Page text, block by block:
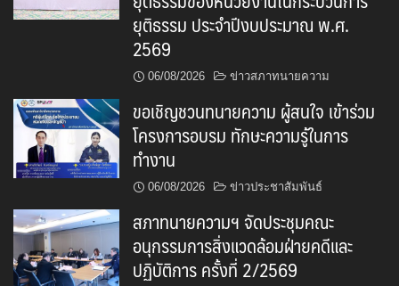
ยุติธรรม ประจำปีงบประมาณ พ.ศ.
2569
06/08/2026 ข่าวสภาทนายความ
ขอเชิญชวนทนายความ ผู้สนใจ เข้าร่วม
โครงการอบรม ทักษะความรู้ในการ
ทำงาน
06/08/2026 ข่าวประชาสัมพันธ์
สภาทนายความฯ จัดประชุมคณะ
อนุกรรมการสิ่งแวดล้อมฝ่ายคดีและ
ปฏิบัติการ ครั้งที่ 2/2569